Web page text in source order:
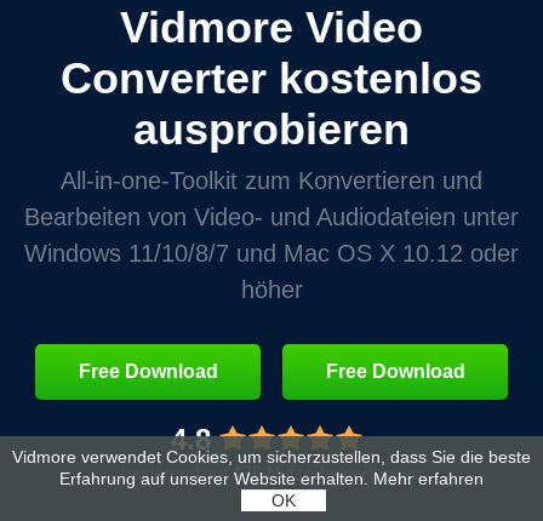
Vidmore Video
Converter kostenlos
ausprobieren
All‑in‑one‑Toolkit zum Konvertieren und
Bearbeiten von Video‑ und Audiodateien unter
Windows 11/10/8/7 und Mac OS X 10.12 oder
höher
Free Download Free Download
4.8
basierend auf 176 Nutzerbewertungen
Vidmore verwendet Cookies, um sicherzustellen, dass Sie die beste
Erfahrung auf unserer Website erhalten. Mehr erfahren
OK